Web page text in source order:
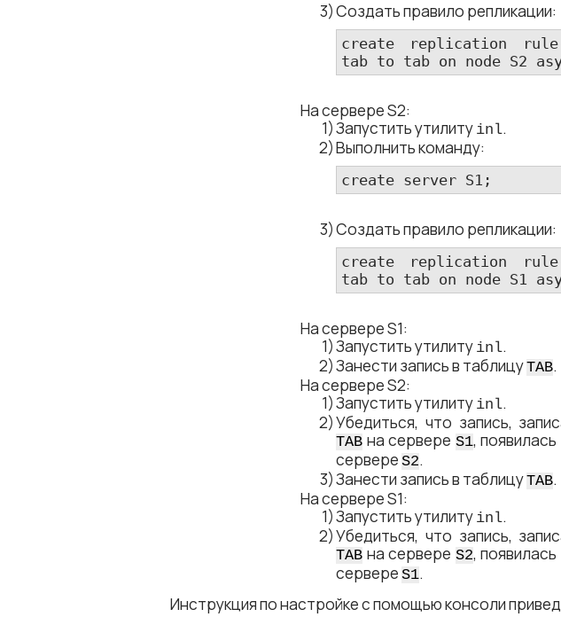
Создать правило репликации:
create replication
tab to tab on node S2
На сервере S2:
Запустить утилиту inl.
Выполнить команду:
create server S1;
Создать правило репликации:
create replication
tab to tab on node S1
На сервере S1:
Запустить утилиту inl.
Занести запись в таблицуTAB.
На сервере S2:
Запустить утилиту inl.
Убедиться, что запись,
TAB на сервере S1,
сервере S2.
Занести запись в таблицуTAB.
На сервере S1:
Запустить утилиту inl.
Убедиться, что запись,
TAB на сервере S2,
сервере S1.
Инструкция по настройке с помощью консоли